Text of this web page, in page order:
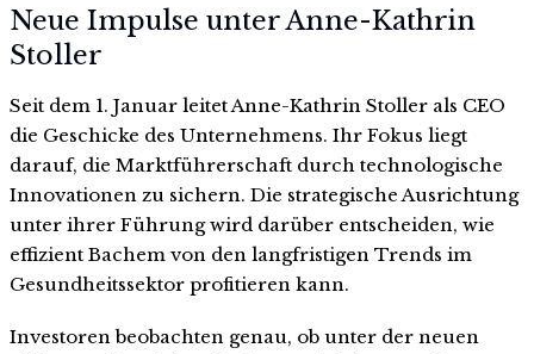
Neue Impulse unter Anne-Kathrin
Stoller
Seit dem 1. Januar leitet Anne-Kathrin Stoller als CEO
die Geschicke des Unternehmens. Ihr Fokus liegt
darauf, die Marktführerschaft durch technologische
Innovationen zu sichern. Die strategische Ausrichtung
unter ihrer Führung wird darüber entscheiden, wie
effizient Bachem von den langfristigen Trends im
Gesundheitssektor profitieren kann.
Investoren beobachten genau, ob unter der neuen